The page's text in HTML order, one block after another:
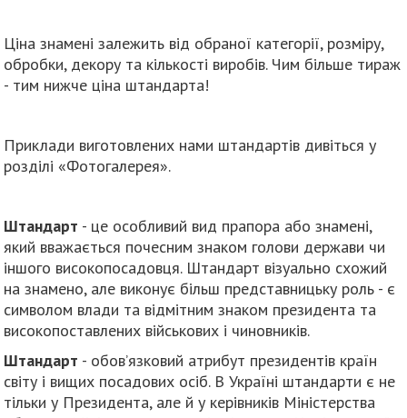
Ціна знамені залежить від обраної категорії, розміру,
обробки, декору та кількості виробів. Чим більше тираж
- тим нижче ціна штандарта!
Приклади виготовлених нами штандартів дивіться у
розділі «Фотогалерея».
Штандарт - це особливий вид прапора або знамені,
який вважається почесним знаком голови держави чи
іншого високопосадовця. Штандарт візуально схожий
на знамено, але виконує більш представницьку роль - є
символом влади та відмітним знаком президента та
високопоставлених військових і чиновників.
Штандарт - обов’язковий атрибут президентів країн
світу і вищих посадових осіб. В Україні штандарти є не
тільки у Президента, але й у керівників Міністерства